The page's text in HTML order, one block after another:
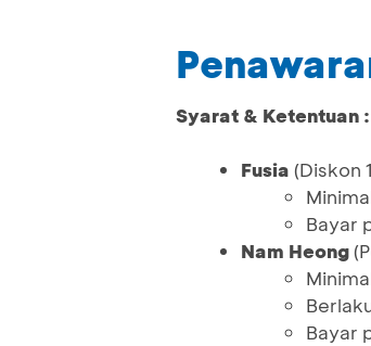
Syarat & Ketentuan :
Fusia (Diskon
Bayar
Nam Heong
Bayar